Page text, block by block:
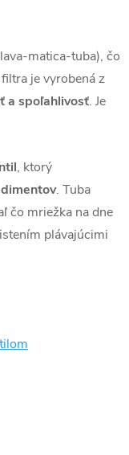
matica-tuba), čo
je vyrobená z
a spoľahlivosť. Je
, ktorý
. Tuba
čo mriežka na dne
plávajúcimi